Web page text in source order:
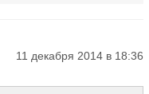
11 декабря 2014 в 18:36